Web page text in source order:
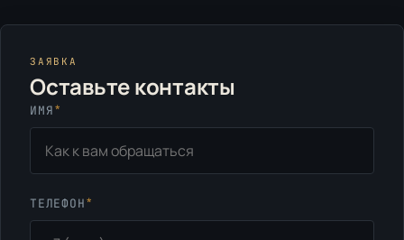
ЗАЯВКА
Оставьте контакты
ИМЯ *
ТЕЛЕФОН *